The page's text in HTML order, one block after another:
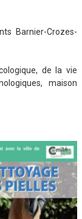
Barnier-Crozes-
de la vie
maison